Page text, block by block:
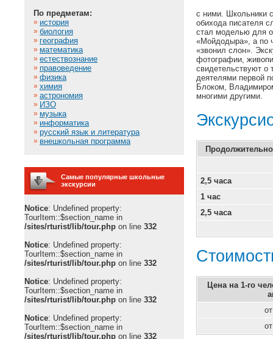
По предметам:
» история
» биология
» география
» математика
» естествознание
» правоведение
» физика
» химия
» астрономия
» ИЗО
» музыка
» информатика
» русский язык и литература
» внешкольная программа
Самые популярные школьные
экскурсии
Notice: Undefined property:
TourItem::$section_name in
/sites/rturist/lib/tour.php on line 332
Notice: Undefined property:
TourItem::$section_name in
/sites/rturist/lib/tour.php on line 332
Notice: Undefined property:
TourItem::$section_name in
/sites/rturist/lib/tour.php on line 332
Notice: Undefined property:
TourItem::$section_name in
/sites/rturist/lib/tour.php on line 332
с ними. Школьники
обихода писателя
стал моделью для
«Мойдодыра», а по
«звонил слон».
фотографии,
свидетельствуют о
деятелями первой
Блоком,
многими другими.
2,5 часа
1 час
2,5 часа
Цена на 1-го